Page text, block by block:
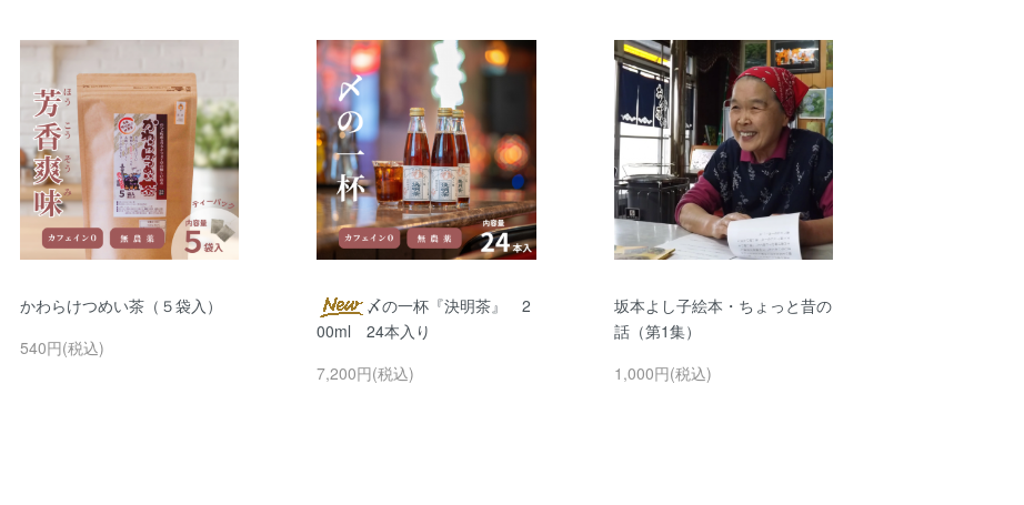
かわらけつめい茶（５袋入）
540円(税込)
〆の一杯『決明茶』 2
00ml 24本入り
7,200円(税込)
坂本よし子絵本・ちょっと昔の
話（第1集）
1,000円(税込)